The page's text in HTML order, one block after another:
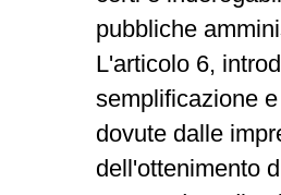
pubbliche
L'articolo 6,
semplificazione
dovute dalle
dell'ottenimento